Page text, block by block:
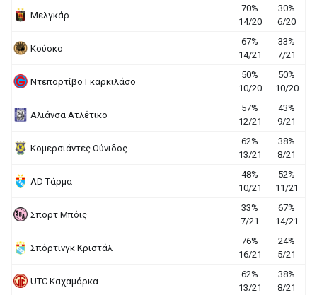
Μελγκάρ
70%
14/20
30%
6/20
Κούσκο
67%
14/21
33%
7/21
Ντεπορτίβο Γκαρκιλάσο
50%
10/20
50%
10/20
Αλιάνσα Ατλέτικο
57%
12/21
43%
9/21
Κομερσιάντες Ούνιδος
62%
13/21
38%
8/21
AD Τάρμα
48%
10/21
52%
11/21
Σπορτ Μπόις
33%
7/21
67%
14/21
Σπόρτινγκ Κριστάλ
76%
16/21
24%
5/21
UΤC Καχαμάρκα
62%
13/21
38%
8/21